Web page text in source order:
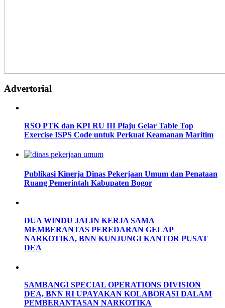
Advertorial
RSO PTK dan KPI RU III Plaju Gelar Table Top
Exercise ISPS Code untuk Perkuat Keamanan Maritim
Publikasi Kinerja Dinas Pekerjaan Umum dan Penataan
Ruang Pemerintah Kabupaten Bogor
DUA WINDU JALIN KERJA SAMA
MEMBERANTAS PEREDARAN GELAP
NARKOTIKA, BNN KUNJUNGI KANTOR PUSAT
DEA
SAMBANGI SPECIAL OPERATIONS DIVISION
DEA, BNN RI UPAYAKAN KOLABORASI DALAM
PEMBERANTASAN NARKOTIKA